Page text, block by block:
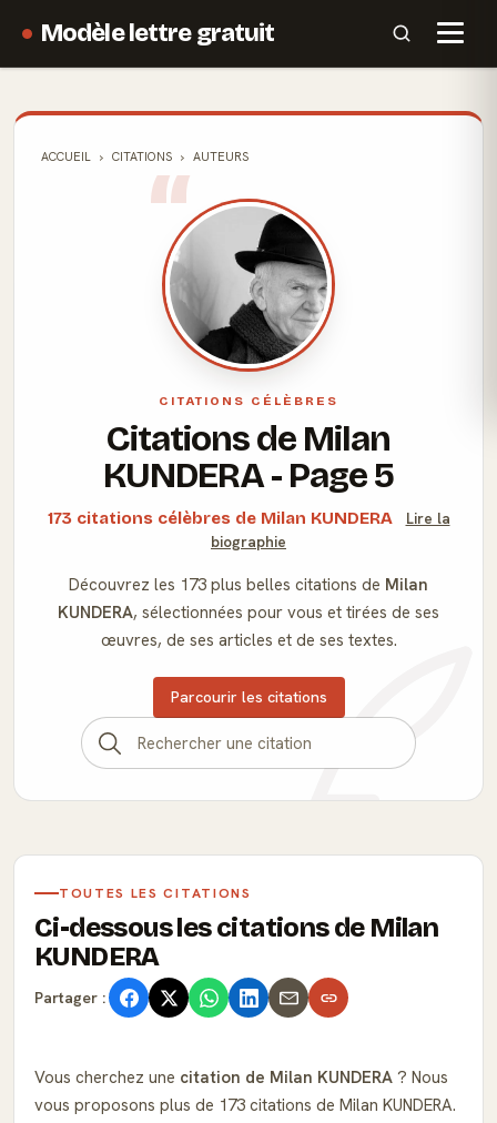
Modèle lettre gratuit
ACCUEIL CITATIONS AUTEURS
CITATIONS CÉLÈBRES
Citations de Milan
KUNDERA - Page 5
173 citations célèbres de Milan KUNDERA
Lire la
biographie
Découvrez les 173 plus belles citations de Milan
KUNDERA, sélectionnées pour vous et tirées de ses
œuvres, de ses articles et de ses textes.
Parcourir les citations
TOUTES LES CITATIONS
Ci-dessous les citations de Milan
KUNDERA
Partager :
Vous cherchez une citation de Milan KUNDERA ? Nous
vous proposons plus de 173 citations de Milan KUNDERA.